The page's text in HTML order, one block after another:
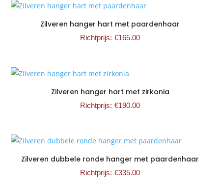
Zilveren hanger hart met paardenhaar
€165.00
Zilveren hanger hart met zirkonia
€190.00
Zilveren dubbele ronde hanger met paardenhaar
€335.00